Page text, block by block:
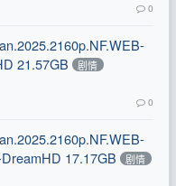
0
21.57GB
剧情
0
17.17GB
剧情